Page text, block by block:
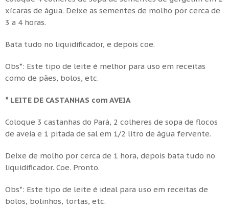
xícaras de água. Deixe as sementes de molho por cerca de
3 a 4 horas.
Bata tudo no liquidificador, e depois coe.
Obs*: Este tipo de leite é melhor para uso em receitas
como de pães, bolos, etc.
* LEITE DE CASTANHAS com AVEIA
Coloque 3 castanhas do Pará, 2 colheres de sopa de flocos
de aveia e 1 pitada de sal em 1/2 litro de água fervente.
Deixe de molho por cerca de 1 hora, depois bata tudo no
liquidificador. Coe. Pronto.
Obs*: Este tipo de leite é ideal para uso em receitas de
bolos, bolinhos, tortas, etc.